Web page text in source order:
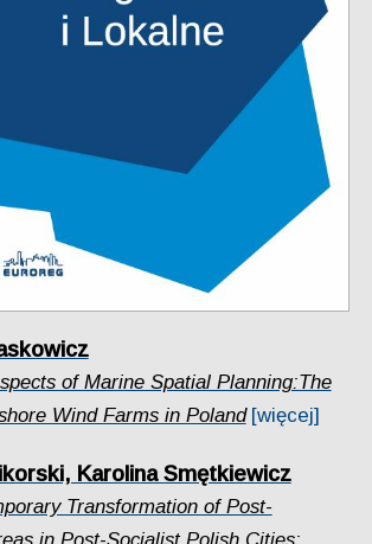
of Marine Spatial Planning:The
Wind Farms in Poland [więcej]
Karolina Smętkiewicz
Transformation of Post-